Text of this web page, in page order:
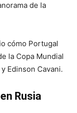
de la
cómo Portugal
la Copa Mundial
Edinson Cavani.
Rusia